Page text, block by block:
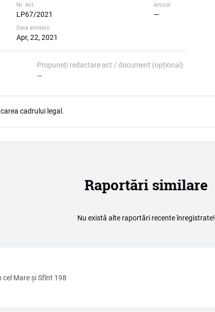
Nr. Act
LP67/2021
Data emiterii
Apr, 22, 2021
Articol
—
Propuneți redactare act / document (opțional)
—
cadrului legal.
Raportări similare
Nu există alte raportări recente înregistrate!
Mare şi Sfînt 198